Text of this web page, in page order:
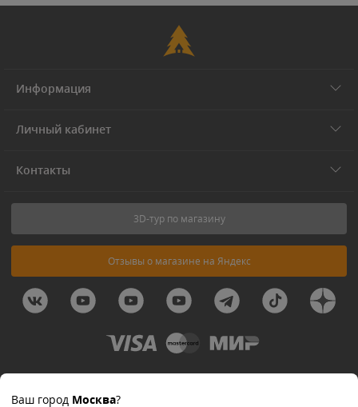
Информация
Личный кабинет
Контакты
3D-тур по магазину
Отзывы о магазине на Яндекс
Ваш город Москва?